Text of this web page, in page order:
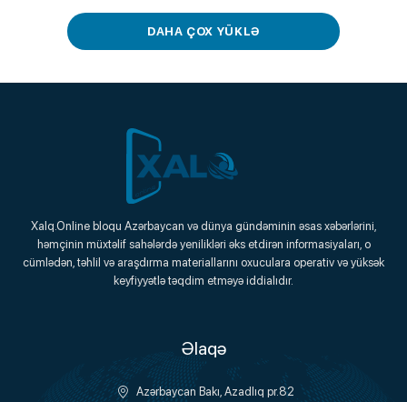
DAHA ÇOX YÜKLƏ
Xalq.Online
Onlayn Platforma
Xalq.Online bloqu Azərbaycan və dünya gündəminin əsas xəbərlərini,
həmçinin müxtəlif sahələrdə yenilikləri əks etdirən informasiyaları, o
cümlədən, təhlil və araşdırma materiallarını oxuculara operativ və yüksək
keyfiyyətlə təqdim etməyə iddialıdır.
Əlaqə
Azərbaycan Bakı, Azadlıq pr.82